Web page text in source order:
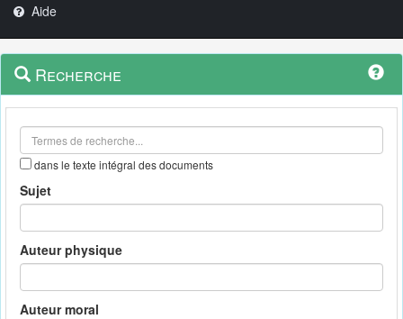
Aide
Navigation
outils
Menu
contextuel
Recherche
dans le texte intégral des documents
Sujet
Auteur physique
Auteur moral